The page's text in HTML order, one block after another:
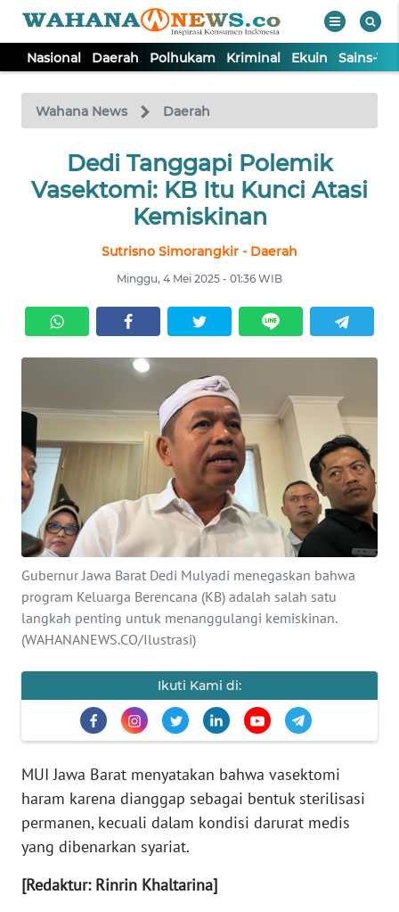
Nasional Daerah Polhukam Kriminal Ekuin Sains-
Wahana News Daerah
Dedi Tanggapi Polemik
Vasektomi: KB Itu Kunci Atasi
Kemiskinan
Sutrisno Simorangkir - Daerah
Minggu, 4 Mei 2025 - 01:36 WIB
Gubernur Jawa Barat Dedi Mulyadi menegaskan bahwa
program Keluarga Berencana (KB) adalah salah satu
langkah penting untuk menanggulangi kemiskinan.
(WAHANANEWS.CO/Ilustrasi)
Ikuti Kami di:
MUI Jawa Barat menyatakan bahwa vasektomi
haram karena dianggap sebagai bentuk sterilisasi
permanen, kecuali dalam kondisi darurat medis
yang dibenarkan syariat.
[Redaktur: Rinrin Khaltarina]
TV
Tutup
NASIONAL
KRIMINAL
EKUIN
SAINS-TEKNO
KESEHATAN
INTERNASIONAL
SERBA-SERBI
PENDIDIKAN
Informasi
INDEKS